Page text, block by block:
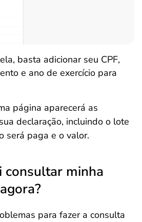
basta adicionar seu CPF,
e ano de exercício para
página aparecerá as
declaração, incluindo o lote
será paga e o valor.
consultar minha
para fazer a consulta